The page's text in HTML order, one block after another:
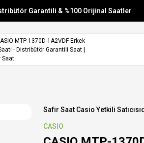
Garantili & %100 Orijinal Saatler
Vade Farksız 6 Taksit
Gün Stoktan Gönderim
Safir Saat Casio Yetkili
CASIO